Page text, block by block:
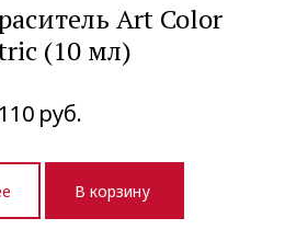
Art Color
(10 мл)
110 руб.
В корзину